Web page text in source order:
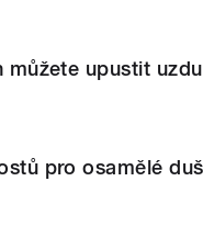
můžete upustit
pro osamělé